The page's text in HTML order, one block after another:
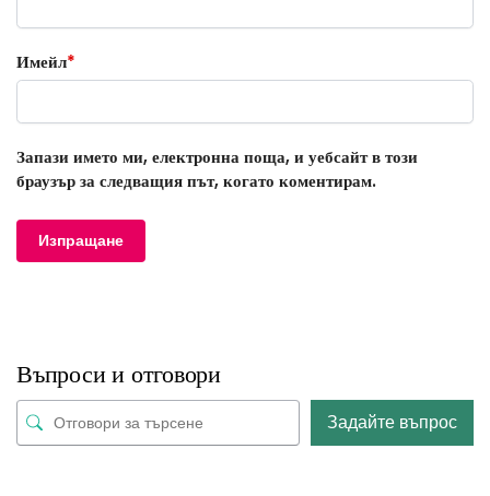
Имейл*
Запази името ми, електронна поща, и уебсайт в този
браузър за следващия път, когато коментирам.
Въпроси и отговори
Задайте въпрос